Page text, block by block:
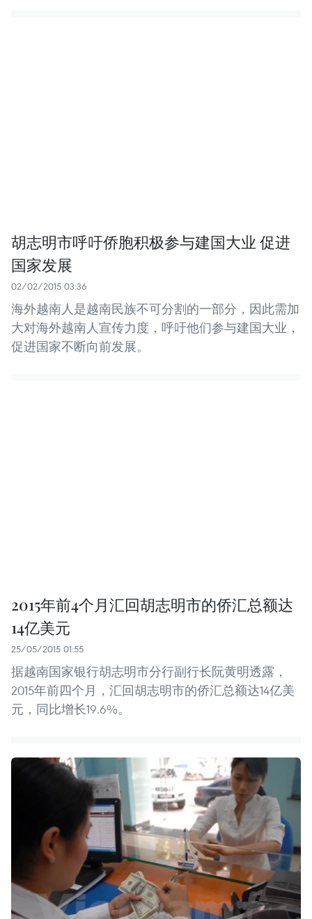
胡志明市呼吁侨胞积极参与建国大业 促进
国家发展
02/02/2015 03:36
海外越南人是越南民族不可分割的一部分，因此需加
大对海外越南人宣传力度，呼吁他们参与建国大业，
促进国家不断向前发展。
2015年前4个月汇回胡志明市的侨汇总额达
14亿美元
25/05/2015 01:55
据越南国家银行胡志明市分行副行长阮黄明透露，
2015年前四个月，汇回胡志明市的侨汇总额达14亿美
元，同比增长19.6%。